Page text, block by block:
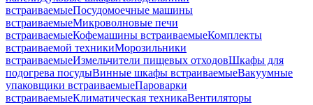
встраиваемыеПосудомоечные машины
встраиваемыеМикроволновые печи
встраиваемыеКофемашины встраиваемыеКомплекты
встраиваемой техникиМорозильники
встраиваемыеИзмельчители пищевых отходовШкафы для
подогрева посудыВинные шкафы встраиваемыеВакуумные
упаковщики встраиваемыеПароварки
встраиваемыеКлиматическая техникаВентиляторы